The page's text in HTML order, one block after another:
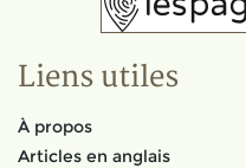
Liens utiles
À propos
Articles en anglais